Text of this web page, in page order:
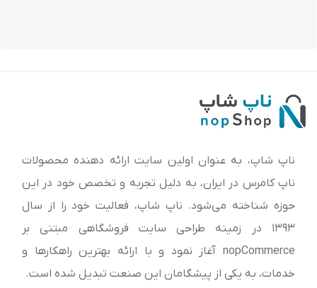
ناپ شاپ، به عنوان اولین سایت ارائه‌ دهنده محصولات
ناپ کامرس در ایران، به دلیل تجربه و تخصص خود در این
حوزه شناخته می‌شود. ناپ شاپ، فعالیت خود را از سال
1393 در زمینه طراحی سایت فروشگاهی مبتنی بر
nopCommerce آغاز نمود و با ارائه بهترین راهکارها و
خدمات، به یکی از پیشگامان این صنعت تبدیل شده است.